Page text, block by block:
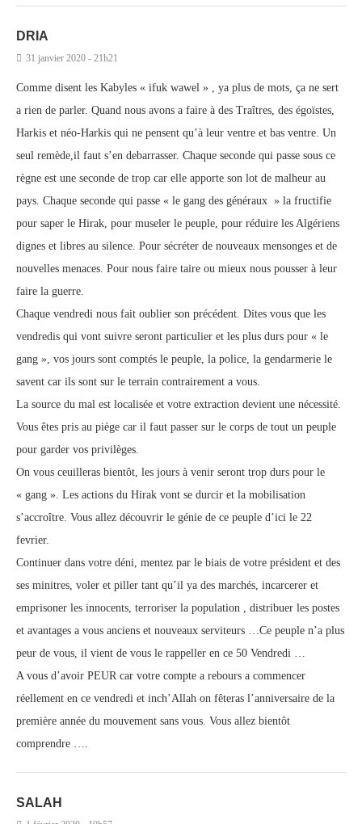
DRIA
31 janvier 2020 - 21h21
Comme disent les Kabyles « ifuk wawel » , ya plus de mots, ça ne sert
a rien de parler. Quand nous avons a faire à des Traîtres, des égoïstes,
Harkis et néo-Harkis qui ne pensent qu’à leur ventre et bas ventre. Un
seul remède,il faut s’en debarrasser. Chaque seconde qui passe sous ce
règne est une seconde de trop car elle apporte son lot de malheur au
pays. Chaque seconde qui passe « le gang des généraux » la fructifie
pour saper le Hirak, pour museler le peuple, pour réduire les Algériens
dignes et libres au silence. Pour sécréter de nouveaux mensonges et de
nouvelles menaces. Pour nous faire taire ou mieux nous pousser à leur
faire la guerre.
Chaque vendredi nous fait oublier son précédent. Dites vous que les
vendredis qui vont suivre seront particulier et les plus durs pour « le
gang », vos jours sont comptés le peuple, la police, la gendarmerie le
savent car ils sont sur le terrain contrairement a vous.
La source du mal est localisée et votre extraction devient une nécessité.
Vous êtes pris au piège car il faut passer sur le corps de tout un peuple
pour garder vos privilèges.
On vous ceuilleras bientôt, les jours à venir seront trop durs pour le
« gang ». Les actions du Hirak vont se durcir et la mobilisation
s’accroître. Vous allez découvrir le génie de ce peuple d’ici le 22
fevrier.
Continuer dans votre déni, mentez par le biais de votre président et des
ses minitres, voler et piller tant qu’il ya des marchés, incarcerer et
emprisoner les innocents, terroriser la population , distribuer les postes
et avantages a vous anciens et nouveaux serviteurs …Ce peuple n’a plus
peur de vous, il vient de vous le rappeller en ce 50 Vendredi …
A vous d’avoir PEUR car votre compte a rebours a commencer
réellement en ce vendredi et inch’Allah on fêteras l’anniversaire de la
première année du mouvement sans vous. Vous allez bientôt
comprendre ….
SALAH